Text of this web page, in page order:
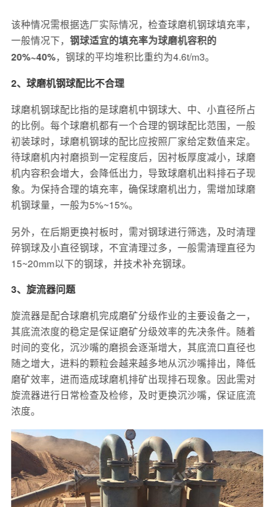
该种情况需根据选厂实际情况，检查球磨机钢球填充率，
一般情况下， 钢球适宜的填充率为球磨机容积的
20%~40%，钢球的平均堆积比重约为4.6t/m3。
2、球磨机钢球配比不合理
球磨机钢球配比指的是球磨机中钢球大、中、小直径所占
的比例。每个球磨机都有一个合理的钢球配比范围，一般
初装球时，球磨机钢球的配比应按照厂家给定数值来定。
待球磨机内衬磨损到一定程度后，因衬板厚度减小，球磨
机内容积会增大，会降低出力，导致球磨机出料排石子现
象。为保持合理的填充率，确保球磨机出力，需增加球磨
机钢球量，一般为5%~15%。
另外，在后期更换衬板时，需对钢球进行筛选，及时清理
碎钢球及小直径钢球，不宜清理过多，一般需清理直径为
15~20mm以下的钢球，并技术补充钢球。
3、旋流器问题
旋流器是配合球磨机完成磨矿分级作业的主要设备之一，
其底流浓度的稳定是保证磨矿分级效率的先决条件。随着
时间的变化，沉沙嘴的磨损会逐渐增大，其底流口直径也
随之增大，进料的颗粒会越来越多地从沉沙嘴排出，降低
磨矿效率，进而造成球磨机排矿出现排石现象。因此需对
旋流器进行日常检查及检修，及时更换沉沙嘴，保证底流
浓度。